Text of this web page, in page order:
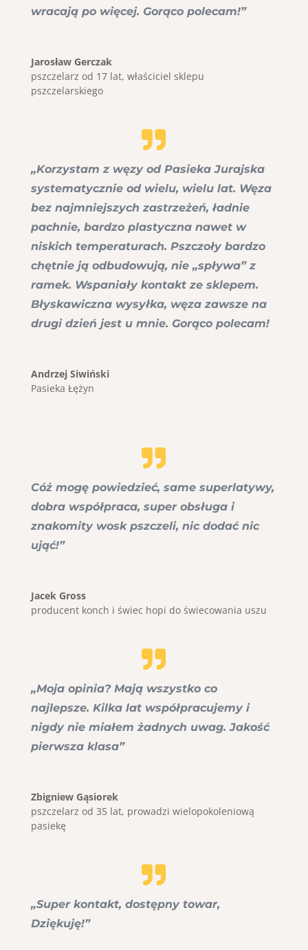
wracają po więcej. Gorąco polecam!”
Jarosław Gerczak
pszczelarz od 17 lat, właściciel sklepu
pszczelarskiego
„Korzystam z węzy od Pasieka Jurajska
systematycznie od wielu, wielu lat. Węza
bez najmniejszych zastrzeżeń, ładnie
pachnie, bardzo plastyczna nawet w
niskich temperaturach. Pszczoły bardzo
chętnie ją odbudowują, nie „spływa” z
ramek. Wspaniały kontakt ze sklepem.
Błyskawiczna wysyłka, węza zawsze na
drugi dzień jest u mnie. Gorąco polecam!
Andrzej Siwiński
Pasieka Łężyn
Cóż mogę powiedzieć, same superlatywy,
dobra współpraca, super obsługa i
znakomity wosk pszczeli, nic dodać nic
ująć!”
Jacek Gross
producent konch i świec hopi do świecowania uszu
„Moja opinia? Mają wszystko co
najlepsze. Kilka lat współpracujemy i
nigdy nie miałem żadnych uwag. Jakość
pierwsza klasa”
Zbigniew Gąsiorek
pszczelarz od 35 lat, prowadzi wielopokoleniową
pasiekę
„Super kontakt, dostępny towar,
Dziękuję!”